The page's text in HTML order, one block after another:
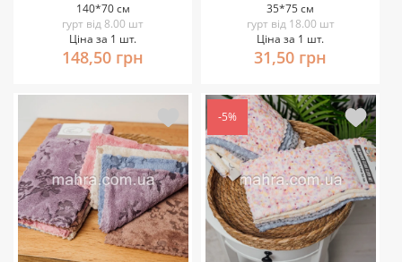
140*70 см
гурт від 8.00 шт
Ціна за 1 шт.
148,50 грн
35*75 см
гурт від 18.00 шт
Ціна за 1 шт.
31,50 грн
-5%